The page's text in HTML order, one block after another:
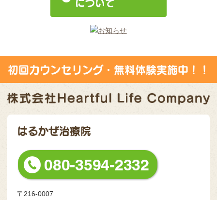
初回カウンセリング・無料体験実施中！！
はるかぜ治療院
〒216-0007